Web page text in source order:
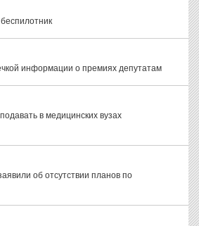
информации о премиях депутатам
в медицинских вузах
об отсутствии планов по